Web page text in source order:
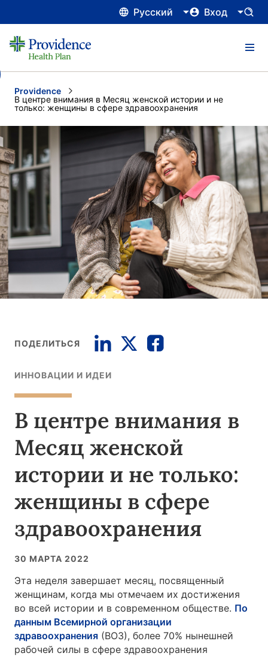
Русский Вход
Providence
Current:
В центре внимания в Месяц женской истории и не
только: женщины в сфере здравоохранения
ПОДЕЛИТЬСЯ
ИННОВАЦИИ И ИДЕИ
В центре внимания в
Месяц женской
истории и не только:
женщины в сфере
здравоохранения
30 МАРТА 2022
Эта неделя завершает месяц, посвященный
женщинам, когда мы отмечаем их достижения
во всей истории и в современном обществе. По
данным Всемирной организации
здравоохранения (ВОЗ), более 70% нынешней
рабочей силы в сфере здравоохранения